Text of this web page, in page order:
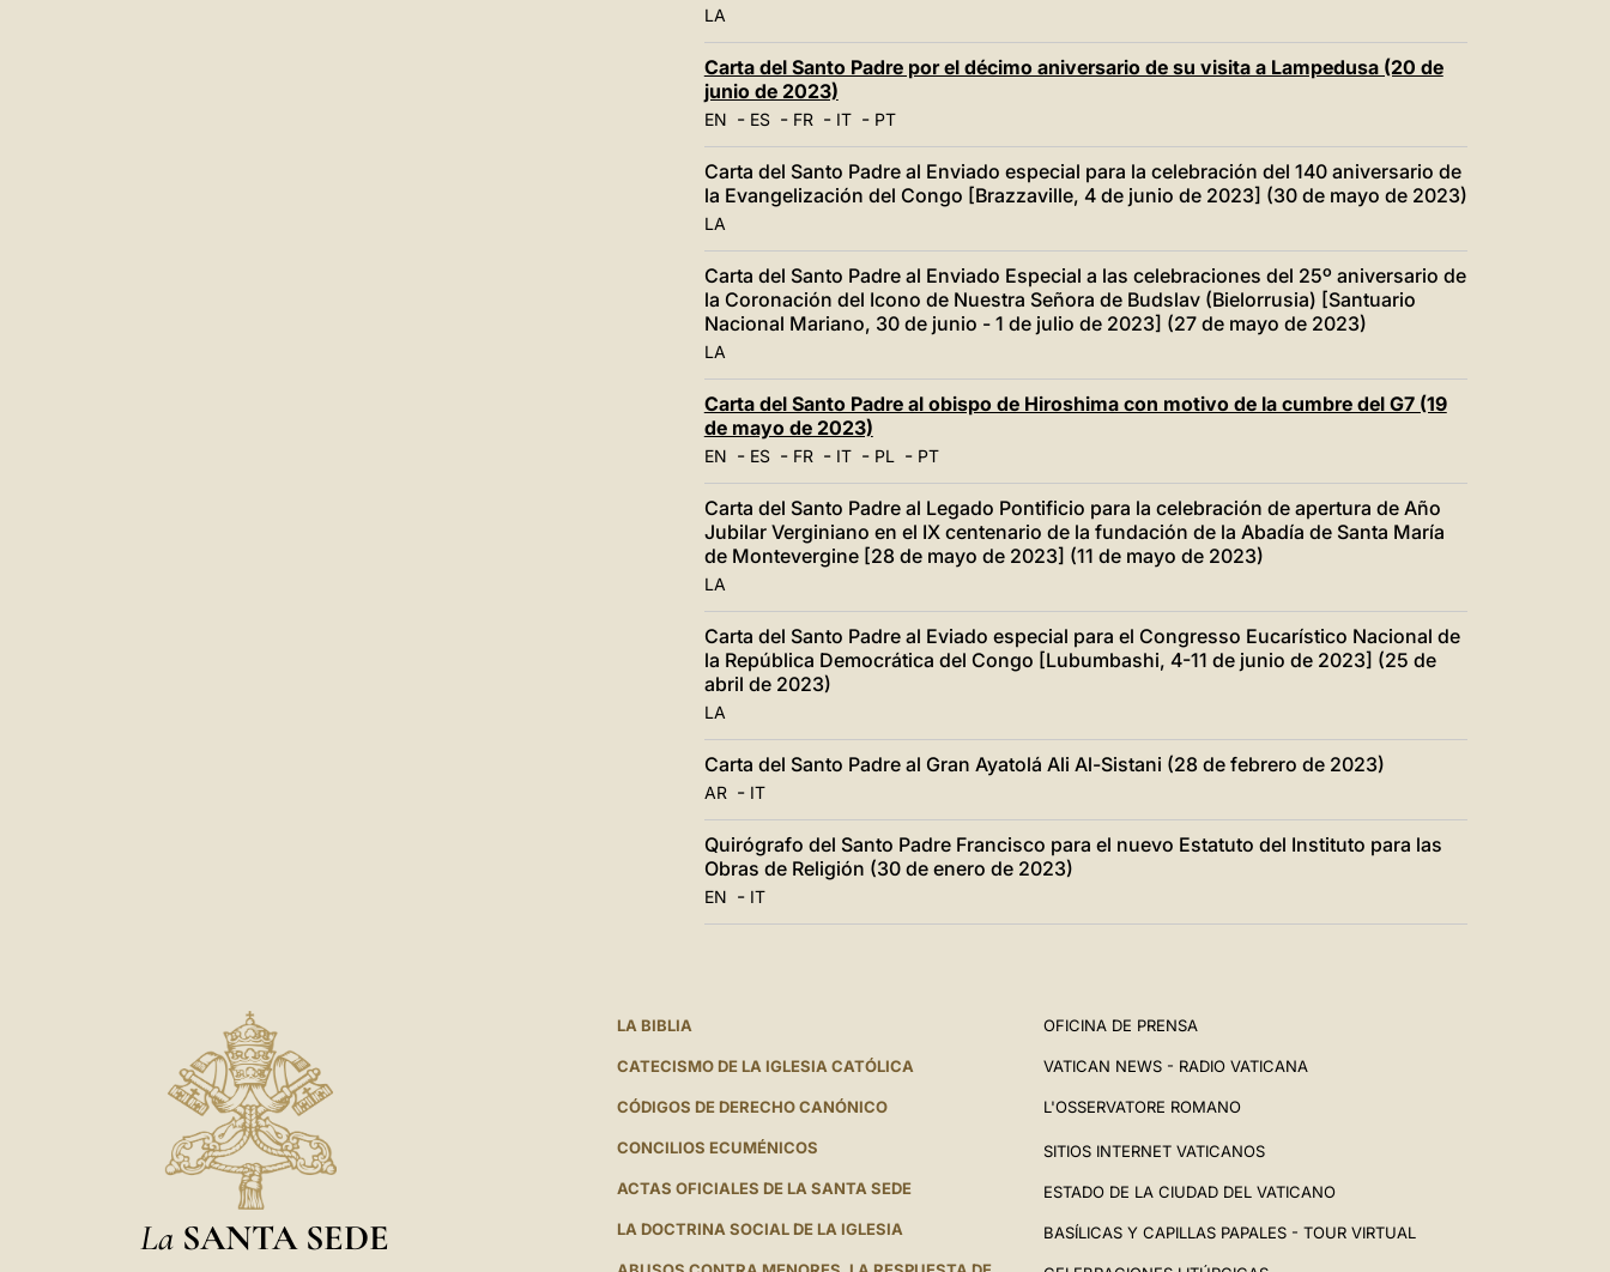
LA
Carta del Santo Padre por el décimo aniversario de su visita a Lampedusa (20 de
junio de 2023)
EN - ES- FR- IT- PT
Carta del Santo Padre al Enviado especial para la celebración del 140 aniversario de
la Evangelización del Congo [Brazzaville, 4 de junio de 2023] (30 de mayo de 2023)
LA
Carta del Santo Padre al Enviado Especial a las celebraciones del 25º aniversario de
la Coronación del Icono de Nuestra Señora de Budslav (Bielorrusia) [Santuario
Nacional Mariano, 30 de junio - 1 de julio de 2023] (27 de mayo de 2023)
LA
Carta del Santo Padre al obispo de Hiroshima con motivo de la cumbre del G7 (19
de mayo de 2023)
EN - ES- FR- IT- PL- PT
Carta del Santo Padre al Legado Pontificio para la celebración de apertura de Año
Jubilar Verginiano en el IX centenario de la fundación de la Abadía de Santa María
de Montevergine [28 de mayo de 2023] (11 de mayo de 2023)
LA
Carta del Santo Padre al Eviado especial para el Congresso Eucarístico Nacional de
la República Democrática del Congo [Lubumbashi, 4-11 de junio de 2023] (25 de
abril de 2023)
LA
Carta del Santo Padre al Gran Ayatolá Ali Al-Sistani (28 de febrero de 2023)
AR- IT
Quirógrafo del Santo Padre Francisco para el nuevo Estatuto del Instituto para las
Obras de Religión (30 de enero de 2023)
EN - IT
La SANTA SEDE
LA BIBLIA
CATECISMO DE LA IGLESIA CATÓLICA
CÓDIGOS DE DERECHO CANÓNICO
CONCILIOS ECUMÉNICOS
ACTAS OFICIALES DE LA SANTA SEDE
LA DOCTRINA SOCIAL DE LA IGLESIA
OFICINA DE PRENSA
VATICAN NEWS - RADIO VATICANA
L'OSSERVATORE ROMANO
SITIOS INTERNET VATICANOS
ESTADO DE LA CIUDAD DEL VATICANO
BASÍLICAS Y CAPILLAS PAPALES - TOUR VIRTUAL